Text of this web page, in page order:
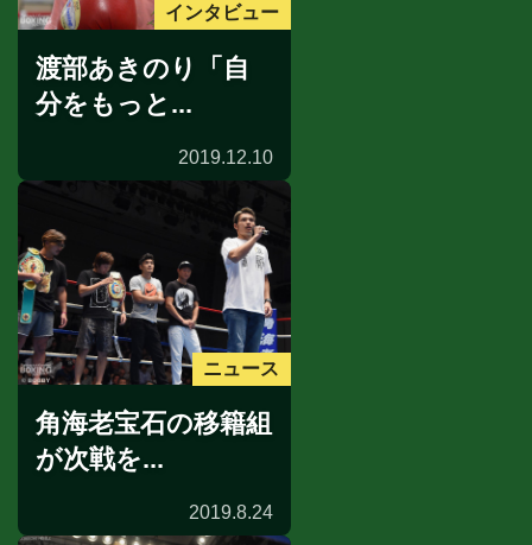
インタビュー
渡部あきのり「自
分をもっと...
2019.12.10
ニュース
角海老宝石の移籍組
が次戦を...
2019.8.24